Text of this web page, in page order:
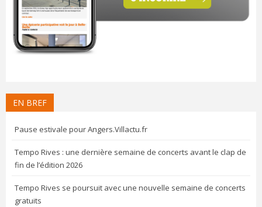
EN BREF
Pause estivale pour Angers.Villactu.fr
Tempo Rives : une dernière semaine de concerts avant le clap de
fin de l’édition 2026
Tempo Rives se poursuit avec une nouvelle semaine de concerts
gratuits